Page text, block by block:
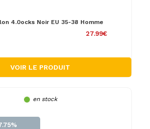
4.0ocks Noir EU 35-38 Homme
27.99€
VOIR LE PRODUIT
en stock